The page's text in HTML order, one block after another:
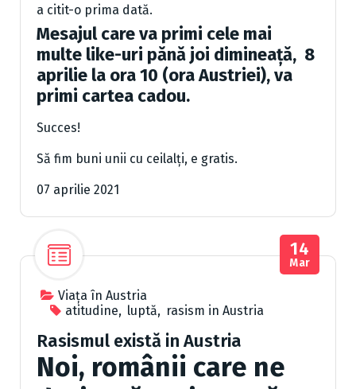
a citit-o prima dată.
Mesajul care va primi cele mai
multe like-uri pănă joi dimineață, 8
aprilie la ora 10 (ora Austriei), va
primi cartea cadou.
Succes!
Să fim buni unii cu ceilalți, e gratis.
07 aprilie 2021
Viața în Austria
atitudine, luptă, rasism in Austria
14
Mar
Rasismul există in Austria
Noi, românii care ne